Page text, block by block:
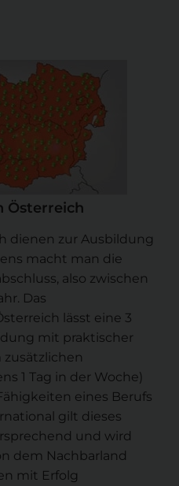
Österreich
dienen zur Ausbildung
macht man die
also zwischen
Das
lässt eine 3
mit praktischer
zusätzlichen
1 Tag in der Woche)
eines Berufs
gilt dieses
und wird
dem Nachbarland
mit Erfolg